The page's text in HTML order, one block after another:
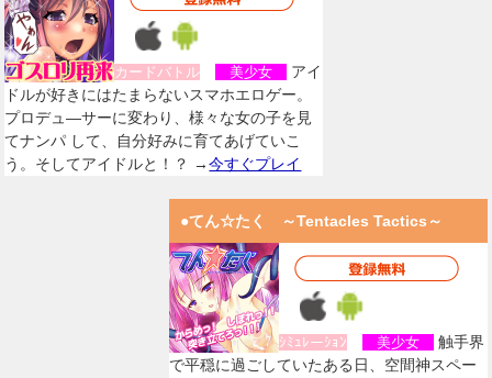
カードバトル 美少女
アイ
ドルが好きにはたまらないスマホエロゲー。
プロデュ―サーに変わり、様々な女の子を見
てナンパ して、自分好みに育てあげていこ
う。そしてアイドルと！？ →今すぐプレイ
●てん☆たく ～Tentacles Tactics～
ｼﾐｭﾚーｼｮﾝ 美少女
触手界
で平穏に過ごしていたある日、空間神スペー